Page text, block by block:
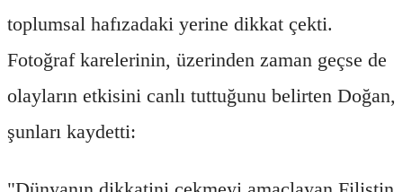
toplumsal hafızadaki yerine dikkat çekti.
Fotoğraf karelerinin, üzerinden zaman geçse de
olayların etkisini canlı tuttuğunu belirten Doğan,
şunları kaydetti: